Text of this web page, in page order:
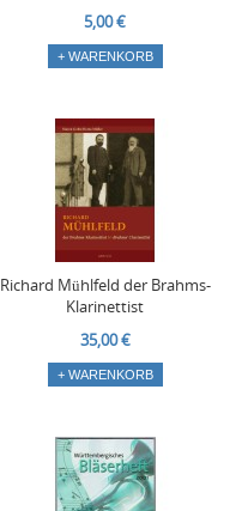
5,00 €
+ WARENKORB
Richard Mühlfeld der Brahms-
Klarinettist
35,00 €
+ WARENKORB